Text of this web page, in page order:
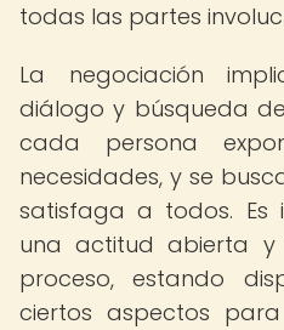
todas las partes
La negociación
diálogo y búsqueda
cada persona
necesidades, y se
satisfaga a todos. Es
una actitud abierta y
proceso, estando
ciertos aspectos